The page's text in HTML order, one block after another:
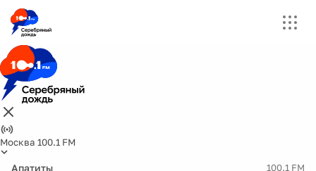
Москва 100.1 FM
Апатиты 100.1 FM